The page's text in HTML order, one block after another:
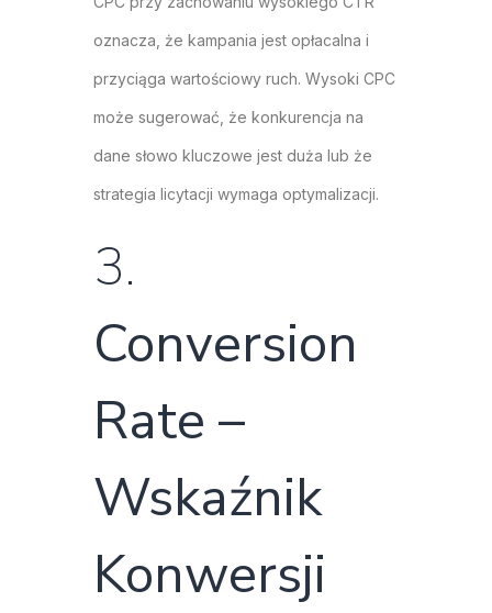
oznacza, że kampania jest opłacalna i
przyciąga wartościowy ruch. Wysoki CPC
może sugerować, że konkurencja na
dane słowo kluczowe jest duża lub że
strategia licytacji wymaga optymalizacji.
3.
Conversion
Rate –
Wskaźnik
Konwersji